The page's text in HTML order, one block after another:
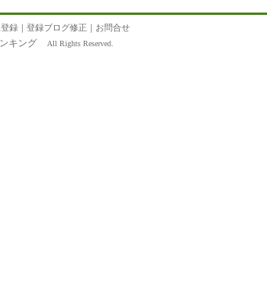
録 ｜ 登録ブログ修正 ｜ お問合せ
キング All Rights Reserved.